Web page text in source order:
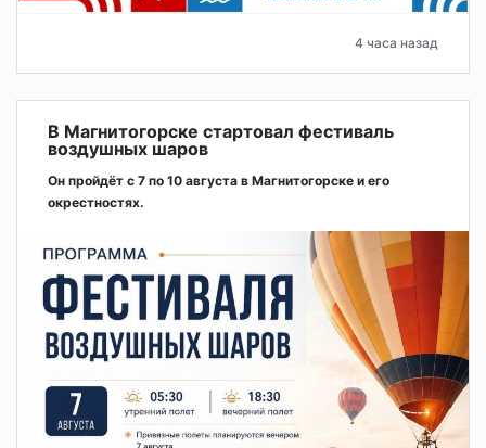
4 часа назад
В Магнитогорске стартовал фестиваль
воздушных шаров
Он пройдёт с 7 по 10 августа в Магнитогорске и его
окрестностях.